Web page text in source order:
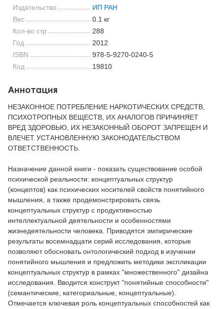
Издательство
ИП РАН
Вес
0.1 кг
Кол-во стр
288
Год
2012
ISBN
978-5-9270-0240-5
Код
19810
Аннотация
НЕЗАКОННОЕ ПОТРЕБЛЕНИЕ НАРКОТИЧЕСКИХ СРЕДСТВ,
ПСИХОТРОПНЫХ ВЕЩЕСТВ, ИХ АНАЛОГОВ ПРИЧИНЯЕТ
ВРЕД ЗДОРОВЬЮ, ИХ НЕЗАКОННЫЙ ОБОРОТ ЗАПРЕЩЕН И
ВЛЕЧЕТ УСТАНОВЛЕННУЮ ЗАКОНОДАТЕЛЬСТВОМ
ОТВЕТСТВЕННОСТЬ.
Назначение данной книги - показать существование особой
психической реальности: концептуальных структур
(концептов) как психических носителей свойств понятийного
мышления, а также продемонстрировать связь
концептуальных структур с продуктивностью
интеллектуальной деятельности и особенностями
жизнедеятельности человека. Приводятся эмпирические
результаты восемнадцати серий исследования, которые
позволяют обосновать онтологический подход в изучении
понятийного мышления и предложить методики экспликации
концептуальных структур в рамках "множественного" дизайна
исследования. Вводится конструкт "понятийные способности"
(семантические, категориальные, концептуальные).
Отмечается ключевая роль концептуальных способностей как